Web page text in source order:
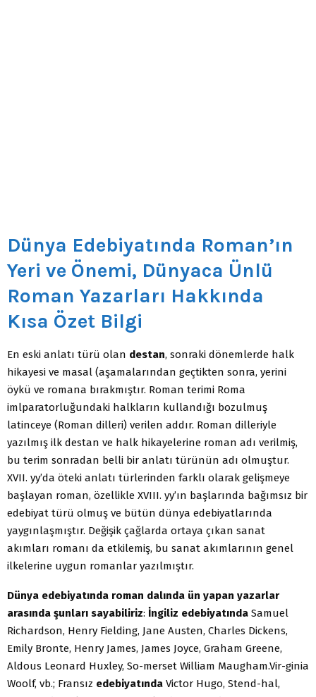
Dünya Edebiyatında Roman’ın
Yeri ve Önemi, Dünyaca Ünlü
Roman Yazarları Hakkında
Kısa Özet Bilgi
En eski anlatı türü olan destan, sonraki dönemlerde halk
hikayesi ve masal (aşamalarından geçtikten sonra, yerini
öykü ve romana bırakmıştır. Roman terimi Roma
imlparatorluğundaki halkların kullandığı bozulmuş
latinceye (Roman dilleri) verilen addır. Roman dilleriyle
yazılmış ilk destan ve halk hikayelerine roman adı verilmiş,
bu terim sonradan belli bir anlatı türünün adı olmuştur.
XVII. yy’da öteki anlatı türlerinden farklı olarak gelişmeye
başlayan roman, özellikle XVIII. yy’ın başlarında bağımsız bir
edebiyat türü olmuş ve bütün dünya edebiyatlarında
yaygınlaşmıştır. Değişik çağlarda ortaya çıkan sanat
akımları romanı da etkilemiş, bu sanat akımlarının genel
ilkelerine uygun romanlar yazılmıştır.
Dünya edebiyatında roman dalında ün yapan yazarlar
arasında şunları sayabiliriz: İngiliz edebiyatında Samuel
Richardson, Henry Fielding, Jane Austen, Charles Dickens,
Emily Bronte, Henry James, James Joyce, Graham Greene,
Aldous Leonard Huxley, So-merset William Maugham.Vir-ginia
Woolf, vb.; Fransız edebiyatında Victor Hugo, Stend-hal,